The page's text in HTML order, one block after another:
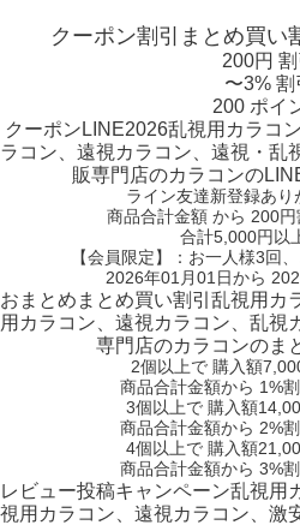
クーポン割引 まとめ買い
200円 割
〜3% 割
200 ポイ
クーポン LINE2026乱視用カラコ
ラコン、遠視カラコン、遠視・乱
販専門店のカラコンの
ライン友達新登録あり
商品合計金額 から 200円
合計5,000円以
【会員限定】：お一人様3回
2026年01月01日から
おまとめ まとめ買い割引 乱視用カ
用カラコン、遠視カラコン、乱視
専門店のカラコンのま
2個以上で 購入額
商品合計金額から 1%
3個以上で 購入額
商品合計金額から 2%
4個以上で 購入額
商品合計金額から 3%
レビュー投稿キャンペーン乱視用
視用カラコン、遠視カラコン、激